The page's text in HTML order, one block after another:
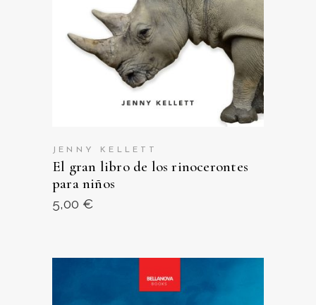
JENNY KELLETT
El gran libro de los rinocerontes
para niños
5,00 €